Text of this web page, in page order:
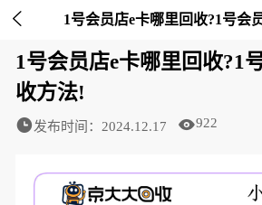

1号会员店e卡哪里回收?1
收方法!
发布时间：2024.12.17 922